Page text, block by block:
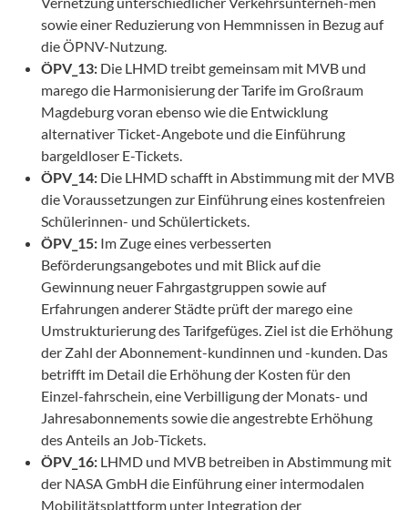
sowie einer Reduzierung von Hemmnissen in Bezug auf
die ÖPNV-Nutzung.
ÖPV_13: Die LHMD treibt gemeinsam mit MVB und
marego die Harmonisierung der Tarife im Großraum
Magdeburg voran ebenso wie die Entwicklung
alternativer Ticket-Angebote und die Einführung
bargeldloser E-Tickets.
ÖPV_14: Die LHMD schafft in Abstimmung mit der MVB
die Voraussetzungen zur Einführung eines kostenfreien
Schülerinnen- und Schülertickets.
ÖPV_15: Im Zuge eines verbesserten
Beförderungsangebotes und mit Blick auf die
Gewinnung neuer Fahrgastgruppen sowie auf
Erfahrungen anderer Städte prüft der marego eine
Umstrukturierung des Tarifgefüges. Ziel ist die Erhöhung
der Zahl der Abonnement-kundinnen und -kunden. Das
betrifft im Detail die Erhöhung der Kosten für den
Einzel-fahrschein, eine Verbilligung der Monats- und
Jahresabonnements sowie die angestrebte Erhöhung
des Anteils an Job-Tickets.
ÖPV_16: LHMD und MVB betreiben in Abstimmung mit
der NASA GmbH die Einführung einer intermodalen
Mobilitätsplattform unter Integration der